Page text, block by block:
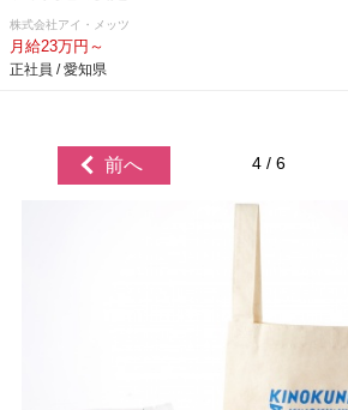
株式会社アイ・メッツ
月給23万円～
正社員 / 愛知県
前へ 4 / 6